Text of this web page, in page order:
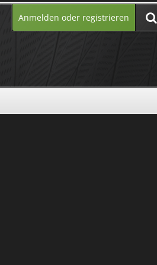
Anmelden oder registrieren